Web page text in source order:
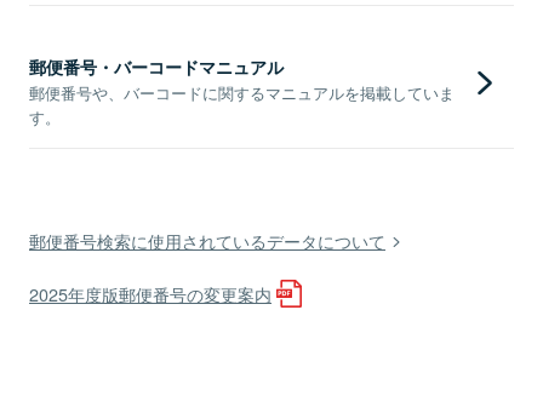
郵便番号・バーコードマニュアル
郵便番号や、バーコードに関するマニュアルを掲載していま
す。
郵便番号検索に使用されているデータについて
2025年度版郵便番号の変更案内